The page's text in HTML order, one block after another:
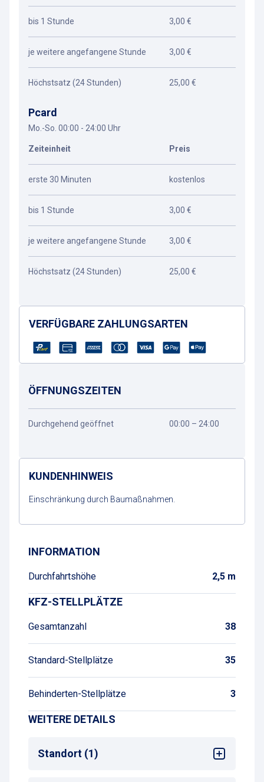
bis 1 Stunde 3,00 €
je weitere angefangene Stunde 3,00 €
Höchstsatz (24 Stunden) 25,00 €
Pcard
Mo.-So. 00:00 - 24:00 Uhr
Zeiteinheit Preis
erste 30 Minuten kostenlos
bis 1 Stunde 3,00 €
je weitere angefangene Stunde 3,00 €
Höchstsatz (24 Stunden) 25,00 €
VERFÜGBARE ZAHLUNGSARTEN
ÖFFNUNGSZEITEN
Durchgehend geöffnet 00:00 – 24:00
KUNDENHINWEIS
Einschränkung durch Baumaßnahmen.
Wegbeschreibung
INFORMATION
Durchfahrtshöhe 2,5 m
KFZ-STELLPLÄTZE
Gesamtanzahl 38
Standard-Stellplätze 35
Behinderten-Stellplätze 3
WEITERE DETAILS
Standort (1)